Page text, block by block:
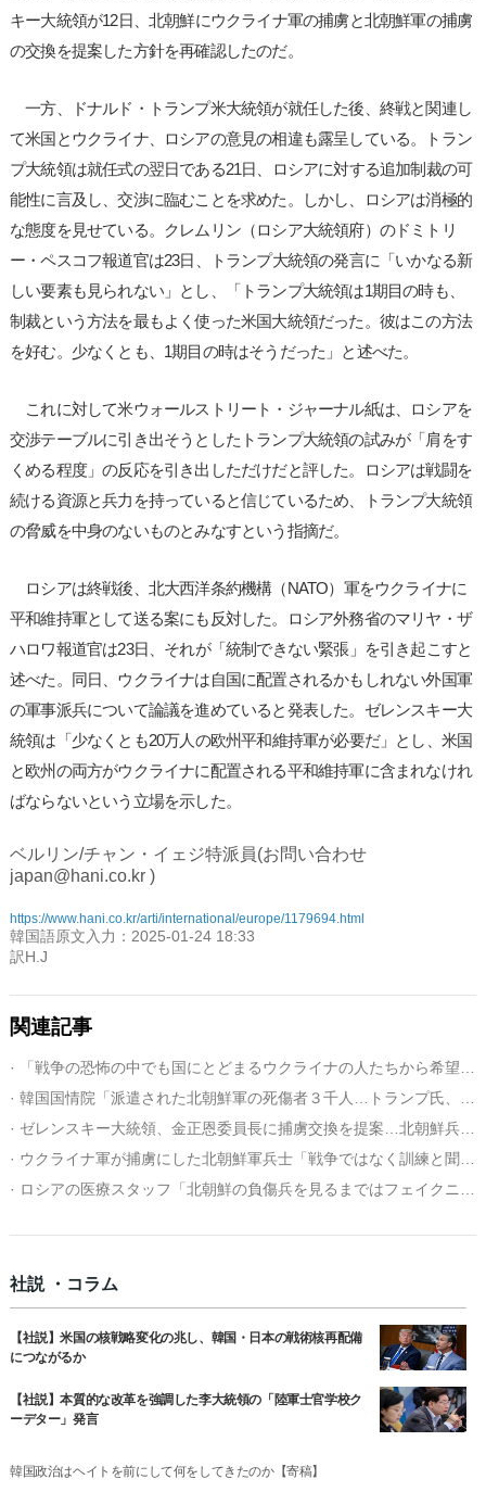
キー大統領が12日、北朝鮮にウクライナ軍の捕虜と北朝鮮軍の捕虜
の交換を提案した方針を再確認したのだ。
一方、ドナルド・トランプ米大統領が就任した後、終戦と関連し
て米国とウクライナ、ロシアの意見の相違も露呈している。トラン
プ大統領は就任式の翌日である21日、ロシアに対する追加制裁の可
能性に言及し、交渉に臨むことを求めた。しかし、ロシアは消極的
な態度を見せている。クレムリン（ロシア大統領府）のドミトリ
ー・ペスコフ報道官は23日、トランプ大統領の発言に「いかなる新
しい要素も見られない」とし、「トランプ大統領は1期目の時も、
制裁という方法を最もよく使った米国大統領だった。彼はこの方法
を好む。少なくとも、1期目の時はそうだった」と述べた。
これに対して米ウォールストリート・ジャーナル紙は、ロシアを
交渉テーブルに引き出そうとしたトランプ大統領の試みが「肩をす
くめる程度」の反応を引き出しただけだと評した。ロシアは戦闘を
続ける資源と兵力を持っていると信じているため、トランプ大統領
の脅威を中身のないものとみなすという指摘だ。
ロシアは終戦後、北大西洋条約機構（NATO）軍をウクライナに
平和維持軍として送る案にも反対した。ロシア外務省のマリヤ・ザ
ハロワ報道官は23日、それが「統制できない緊張」を引き起こすと
述べた。同日、ウクライナは自国に配置されるかもしれない外国軍
の軍事派兵について論議を進めていると発表した。ゼレンスキー大
統領は「少なくとも20万人の欧州平和維持軍が必要だ」とし、米国
と欧州の両方がウクライナに配置される平和維持軍に含まれなけれ
ばならないという立場を示した。
ベルリン/チャン・イェジ特派員(お問い合わせ
japan@hani.co.kr )
https://www.hani.co.kr/arti/international/europe/1179694.html
韓国語原文入力：2025-01-24 18:33
訳H.J
関連記事
· ゼレンスキー大統領、金正恩委員長に捕虜交換を提案…北朝鮮兵の３分動画を公開
社説 ・コラム
【社説】米国の核戦略変化の兆し、韓国・日本の戦術核再配備
につながるか
【社説】本質的な改革を強調した李大統領の「陸軍士官学校ク
ーデター」発言
韓国政治はヘイトを前にして何をしてきたのか【寄稿】